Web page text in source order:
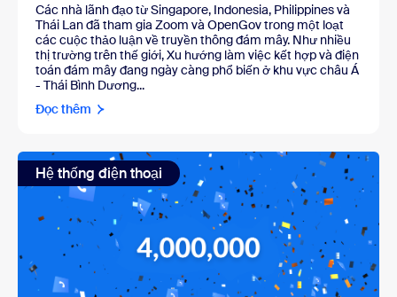
Các nhà lãnh đạo từ Singapore, Indonesia, Philippines và
Thái Lan đã tham gia Zoom và OpenGov trong một loạt
các cuộc thảo luận về truyền thông đám mây. Như nhiều
thị trường trên thế giới, Xu hướng làm việc kết hợp và điện
toán đám mây đang ngày càng phổ biến ở khu vực châu Á
- Thái Bình Dương...
Đọc thêm
Hệ thống điện thoại